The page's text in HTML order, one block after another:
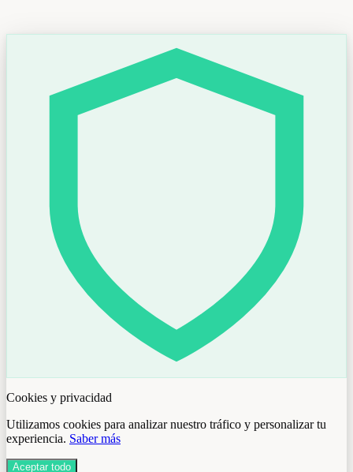
Cookies y privacidad
Utilizamos cookies para analizar nuestro tráfico y personalizar tu
experiencia. Saber más
Aceptar todo